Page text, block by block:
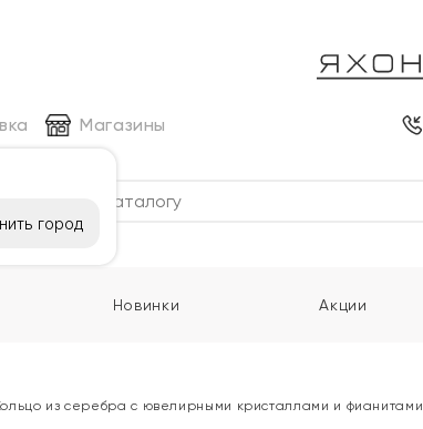
город
Магазины
Новинки Акции
из серебра с ювелирными кристаллами и фианитами